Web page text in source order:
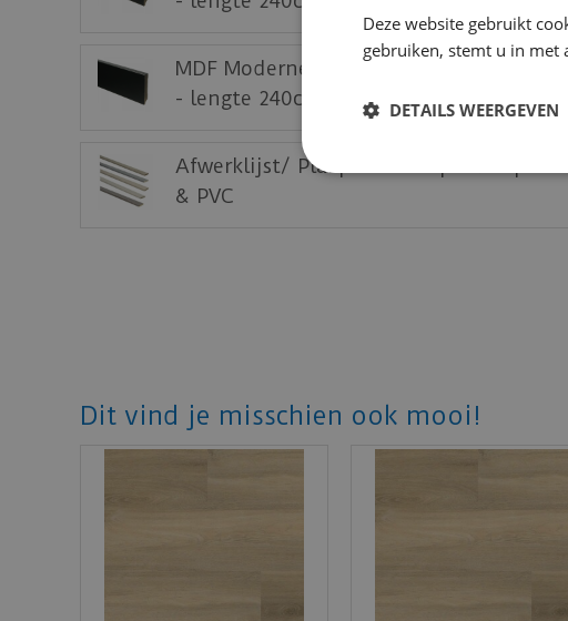
MDF Moderne plint 90x15 voorgelakt
- lengte 240cm
Afwerklijst/ Plakplint met plakstrip-
& PVC
Dit vind je misschien ook mooi!
Deze website gebruikt
gebruiken, stemt u in met
DETAILS WEERGEVEN